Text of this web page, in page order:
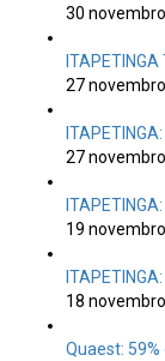
30
ITAPETINGA
27
27
19
18
Quaest: 59%